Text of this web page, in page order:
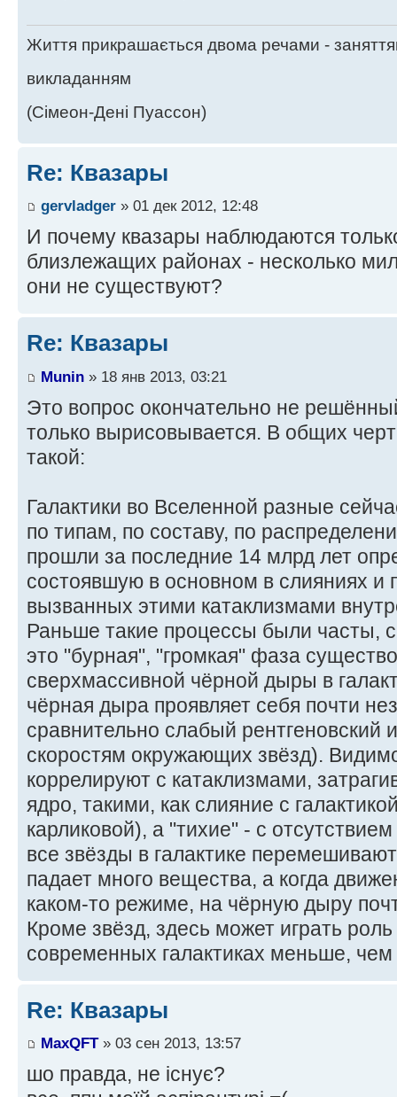
Життя прикрашається двома речами -
викладанням
(Сімеон-Дені Пуассон)
Re: Квазары
gervladger » 01 дек 2012, 12:48
И почему квазары наблюдаются
близлежащих районах - несколько
они не существуют?
Re: Квазары
Munin » 18 янв 2013, 03:21
Это вопрос окончательно не
только вырисовывается. В общих
такой:
Галактики во Вселенной разные
по типам, по составу, по
прошли за последние 14 млрд лет
состоявшую в основном в слияниях и
вызванных этими катаклизмами
Раньше такие процессы были часты,
это "бурная", "громкая" фаза
сверхмассивной чёрной дыры в
чёрная дыра проявляет себя почти
сравнительно слабый рентгеновский
скоростям окружающих звёзд).
коррелируют с катаклизмами,
ядро, такими, как слияние с
карликовой), а "тихие" - с
все звёзды в галактике
падает много вещества, а когда
каком-то режиме, на чёрную дыру
Кроме звёзд, здесь может играть роль
современных галактиках меньше,
Re: Квазары
MaxQFT» 03 сен 2013, 13:57
шо правда, не існує?